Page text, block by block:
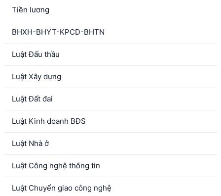
Tiền lương
BHXH-BHYT-KPCD-BHTN
Luật Đấu thầu
Luật Xây dựng
Luật Đất đai
Luật Kinh doanh BĐS
Luật Nhà ở
Luật Công nghệ thông tin
Luật Chuyển giao công nghệ